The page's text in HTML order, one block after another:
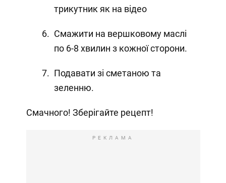
трикутник як на відео
Смажити на вершковому маслі
по 6-8 хвилин з кожної сторони.
Подавати зі сметаною та
зеленню.
Смачного! Зберігайте рецепт!
РЕКЛАМА